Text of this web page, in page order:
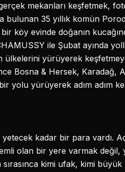
mekanları keşfetmek,
bulunan 35 yıllık komün
köy evinde doğanın
ile Şubat ayında
yürüyerek
Bosna & Hersek, Karadağ,
yolu yürüyerek adım adım
yetecek kadar bir para vardı.
olan bir yere varmak
kimi ufak, kimi